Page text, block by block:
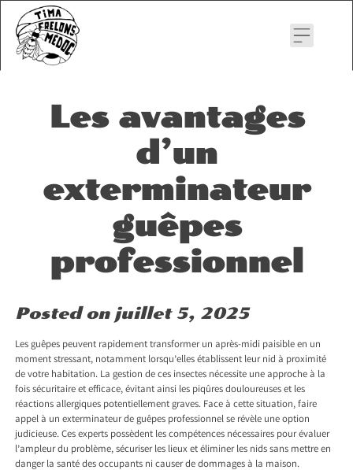
content
Les avantages
d’un
exterminateur
guêpes
professionnel
Posted on juillet 5, 2025
Les guêpes peuvent rapidement transformer un après-midi paisible en un
moment stressant, notamment lorsqu’elles établissent leur nid à proximité
de votre habitation. La gestion de ces insectes nécessite une approche à la
fois sécuritaire et efficace, évitant ainsi les piqûres douloureuses et les
réactions allergiques potentiellement graves. Face à cette situation, faire
appel à un exterminateur de guêpes professionnel se révèle une option
judicieuse. Ces experts possèdent les compétences nécessaires pour évaluer
l’ampleur du problème, sécuriser les lieux et éliminer les nids sans mettre en
danger la santé des occupants ni causer de dommages à la maison.